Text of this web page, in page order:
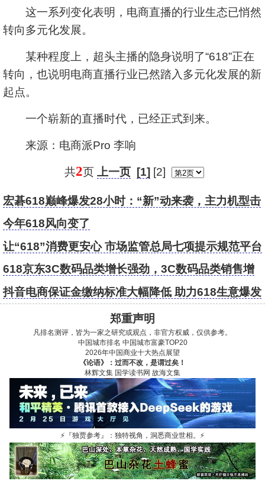
这一系列变化表明，电商直播的行业生态已悄然
转向多元化发展。
某种程度上，超头主播的隐身说明了“618”正在
转向，也说明电商直播行业已然踏入多元化发展的新
起点。
一个崭新的直播时代，已经正式到来。
来源：电商派Pro 李响
共2页 上一页 [1] [2]
宏碁618巅峰爆发28小时：“新”动来袭，主力机型击
穿底价
今年618风向变了
让“618”消费更安心 市场监管总局七项提示规范平台
行为
618京东3C数码品类增长强劲，3C数码品类销售增
速超50%位居行业榜首
抖音电商保证金缴纳标准大幅降低 助力618生意爆发
郑重声明
凡排名测评，皆为一家之研究或观点，非官方权威，仅供参考。
中国城市排名 中国城市富豪TOP20
2026年中国商业十大热点展望
《论语》：过而不改，是谓过矣！
林辉文集 国学读书网 故海文集
⚡ 『独贾参考』：独特视角，洞悉商业世相。 ⚡